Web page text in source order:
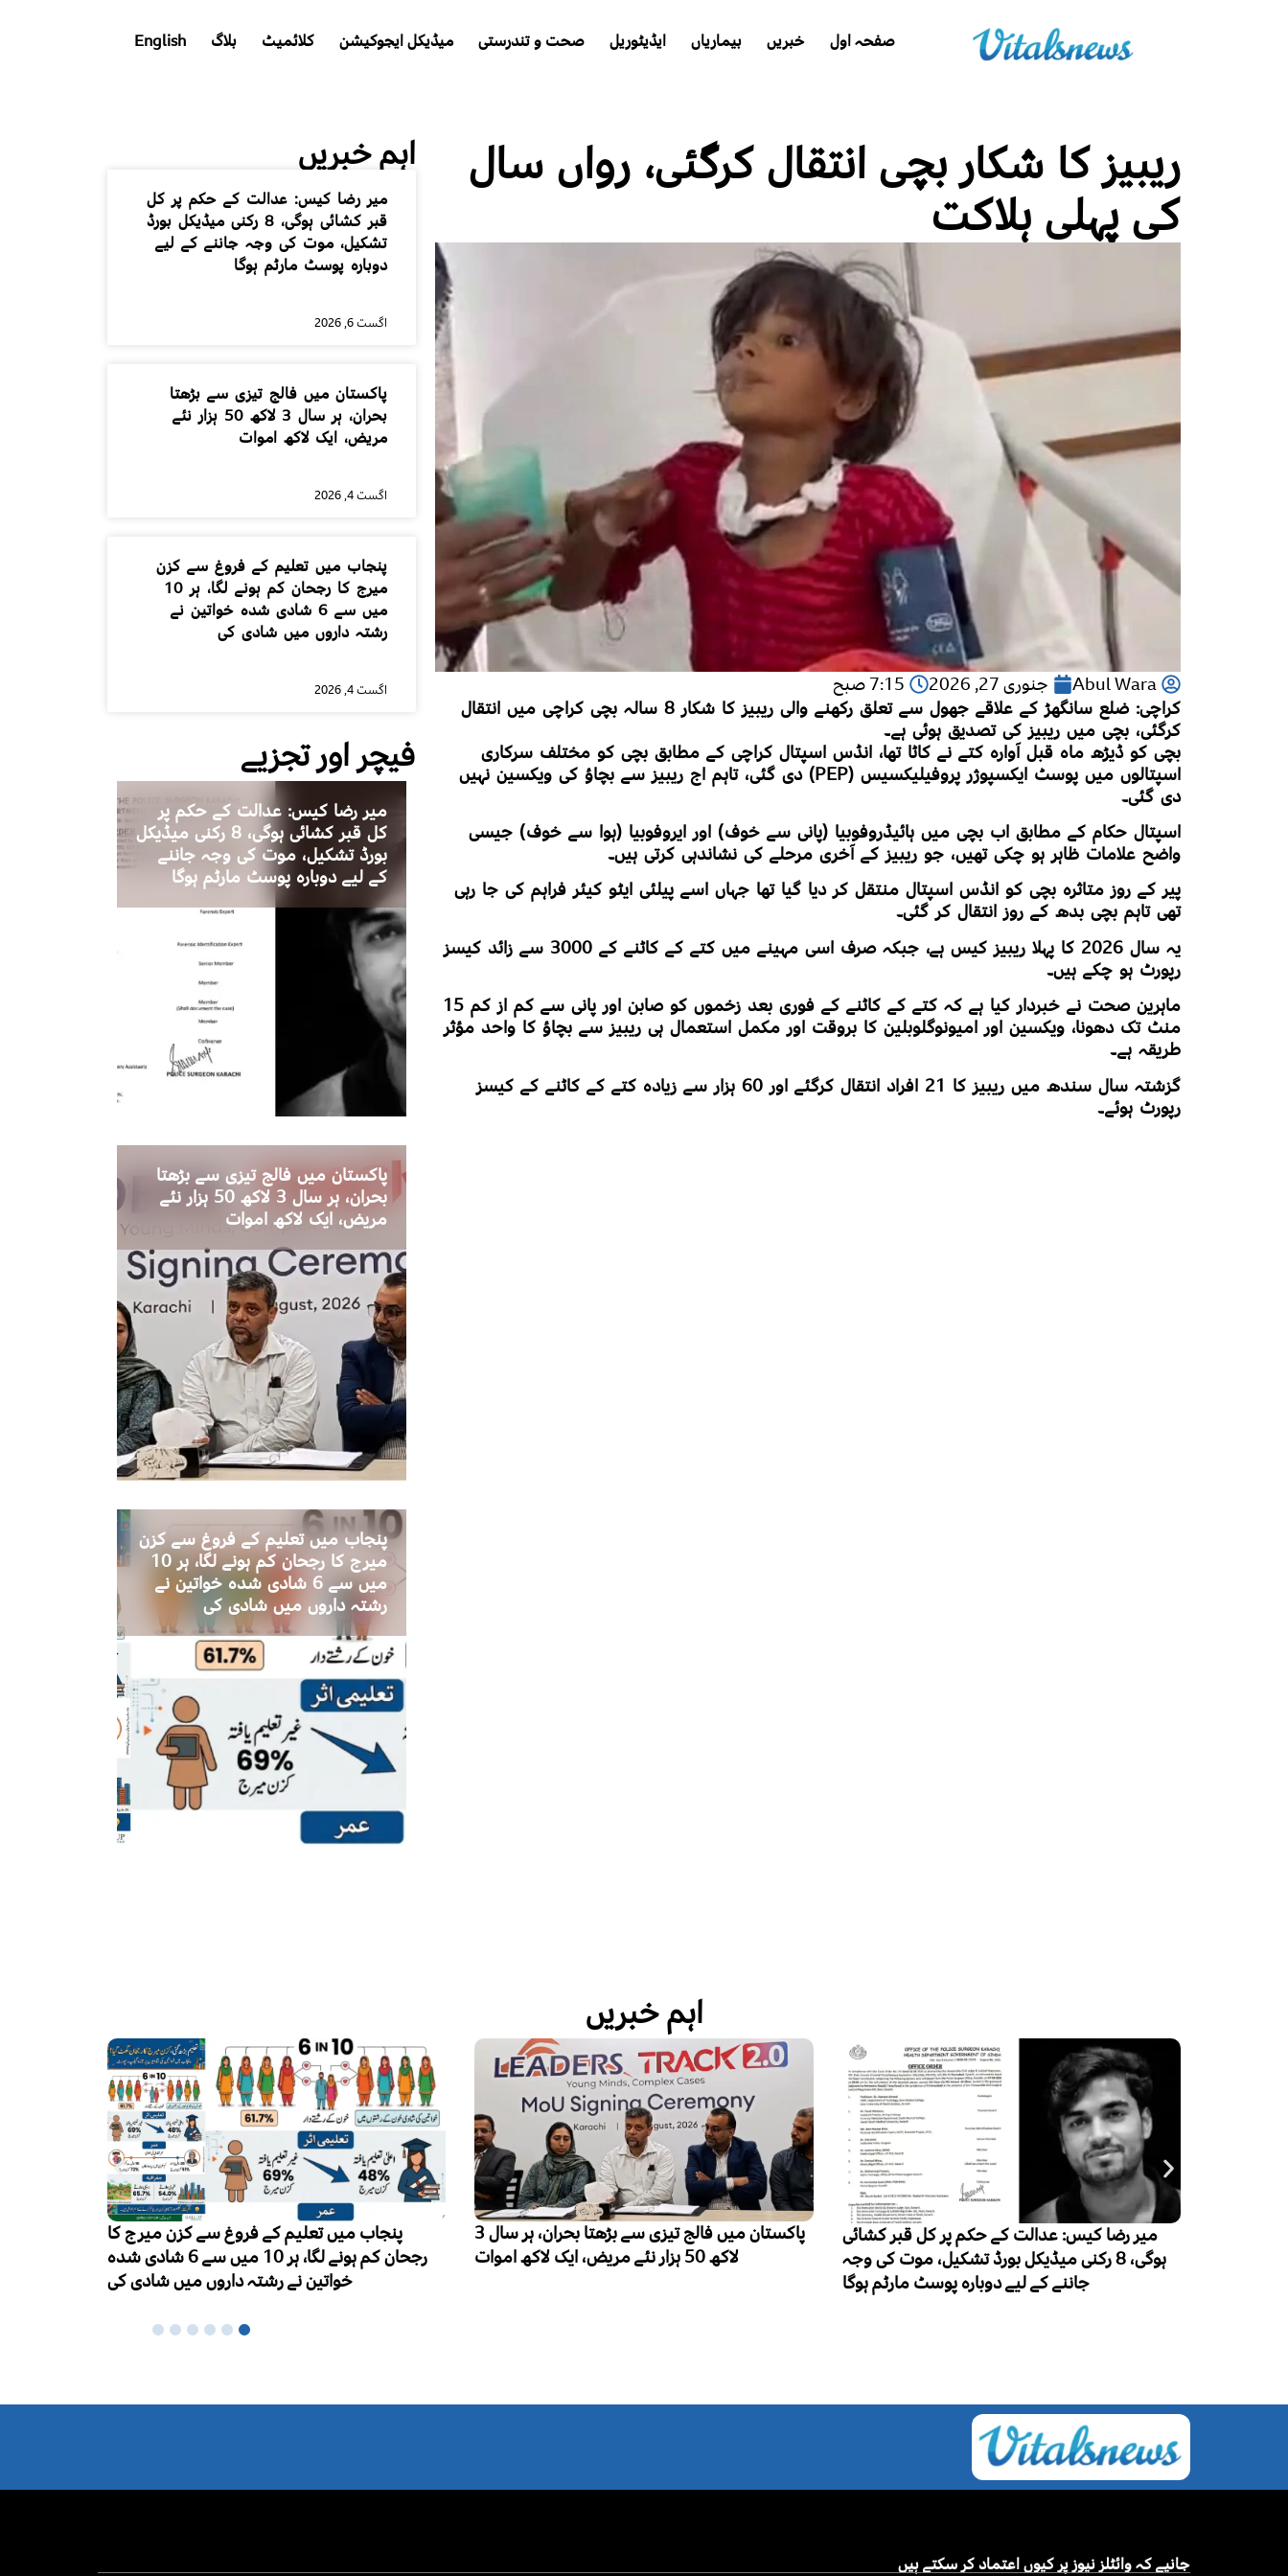
صفحہ اول خبریں بیماریاں ایڈیٹوریل صحت و تندرستی میڈیکل ایجوکیشن کلائمیٹ بلاگ English
ریبیز کا شکار بچی انتقال کرگئی، رواں سال
کی پہلی ہلاکت
Abul Wara جنوری 27, 2026
7:15 صبح
کراچی:
ضلع سانگھڑ کے علاقے جھول سے تعلق رکھنے والی ریبیز کا شکار 8 سالہ بچی کراچی میں انتقال
کرگئی، بچی میں ریبیز کی تصدیق ہوئی ہے۔
بچی کو ڈیڑھ ماہ قبل آوارہ کتے نے کاٹا تھا، انڈس اسپتال کراچی کے مطابق بچی کو مختلف سرکاری
اسپتالوں میں پوسٹ ایکسپوژر پروفیلیکسیس (PEP) دی گئی، تاہم اج ریبیز سے بچاؤ کی ویکسین نہیں
دی گئی۔
اسپتال حکام کے مطابق اب بچی میں ہائیڈروفوبیا (پانی سے خوف) اور ایروفوبیا (ہوا سے خوف) جیسی
واضح علامات ظاہر ہو چکی تھیں، جو ریبیز کے آخری مرحلے کی نشاندہی کرتی ہیں۔
پیر کے روز متاثرہ بچی کو انڈس اسپتال منتقل کر دیا گیا تھا جہاں اسے پیلئی ایٹو کیئر فراہم کی جا رہی
تھی تاہم بچی بدھ کے روز انتقال کر گئی۔
یہ سال 2026 کا پہلا ریبیز کیس ہے، جبکہ صرف اسی مہینے میں کتے کے کاٹنے کے 3000 سے زائد کیسز
رپورٹ ہو چکے ہیں۔
ماہرین صحت نے خبردار کیا ہے کہ کتے کے کاٹنے کے فوری بعد زخموں کو صابن اور پانی سے کم از کم 15
منٹ تک دھونا، ویکسین اور امیونوگلوبلین کا بروقت اور مکمل استعمال ہی ریبیز سے بچاؤ کا واحد مؤثر
طریقہ ہے۔
گزشتہ سال سندھ میں ریبیز کا 21 افراد انتقال کرگئے اور 60 ہزار سے زیادہ کتے کے کاٹنے کے کیسز
رپورٹ ہوئے۔
اہم خبریں
میر رضا کیس: عدالت کے حکم پر کل
قبر کشائی ہوگی، 8 رکنی میڈیکل بورڈ
تشکیل، موت کی وجہ جاننے کے لیے
دوبارہ پوسٹ مارٹم ہوگا
اگست 6, 2026
پاکستان میں فالج تیزی سے بڑھتا
بحران، ہر سال 3 لاکھ 50 ہزار نئے
مریض، ایک لاکھ اموات
اگست 4, 2026
پنجاب میں تعلیم کے فروغ سے کزن
میرج کا رجحان کم ہونے لگا، ہر 10
میں سے 6 شادی شدہ خواتین نے
رشتہ داروں میں شادی کی
اگست 4, 2026
فیچر اور تجزیے
میر رضا کیس: عدالت کے حکم پر
کل قبر کشائی ہوگی، 8 رکنی میڈیکل
بورڈ تشکیل، موت کی وجہ جاننے
کے لیے دوبارہ پوسٹ مارٹم ہوگا
پاکستان میں فالج تیزی سے بڑھتا
بحران، ہر سال 3 لاکھ 50 ہزار نئے
مریض، ایک لاکھ اموات
پنجاب میں تعلیم کے فروغ سے کزن
میرج کا رجحان کم ہونے لگا، ہر 10
میں سے 6 شادی شدہ خواتین نے
رشتہ داروں میں شادی کی
اہم خبریں
پاکستان میں فالج تیزی سے بڑھتا بحران، ہر سال 3
لاکھ 50 ہزار نئے مریض، ایک لاکھ اموات
پنجاب میں تعلیم کے فروغ سے کزن میرج کا
رجحان کم ہونے لگا، ہر 10 میں سے 6 شادی شدہ
ورلڈ بریسٹ فیڈنگ ویک کا آغاز، ماں کا دودھ
نومولود بچوں کی بہترین غذا قرار
جانیے کہ وائٹلز نیوز پر کیوں اعتماد کر سکتے ہیں